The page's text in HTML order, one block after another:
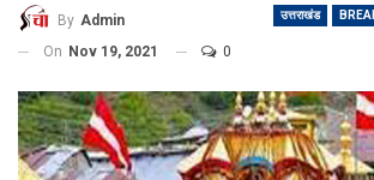
उत्तराखंड
By Admin
On Nov 19, 2021 0